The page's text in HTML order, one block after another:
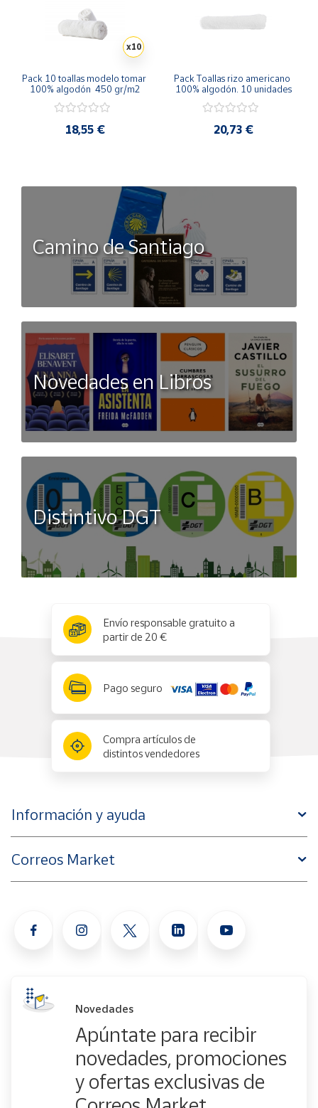
x10
Pack 10 toallas modelo tomar
100% algodón  450 gr/m2
18,55 €
Pack Toallas rizo americano
100% algodón. 10 unidades
20,73 €
Camino de Santiago
Novedades en Libros
Distintivo DGT
Envío responsable gratuito a
partir de 20 €
Pago seguro
Compra artículos de
distintos vendedores
Información y ayuda
Correos Market
Novedades
Apúntate para recibir
novedades, promociones
y ofertas exclusivas de